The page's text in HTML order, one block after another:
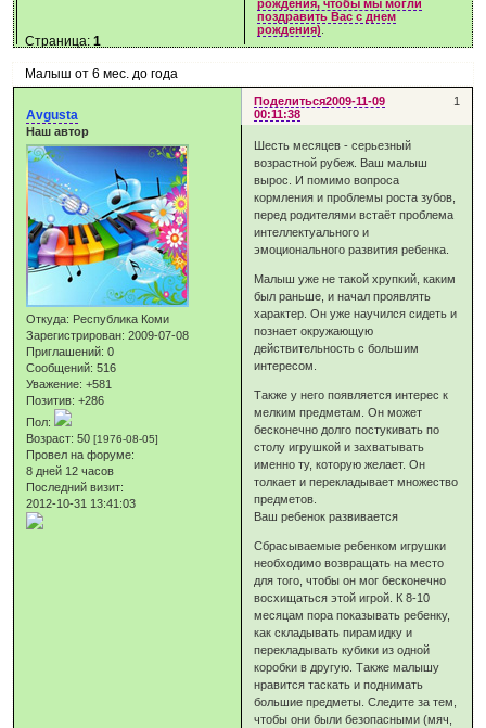
рождения, чтобы мы могли
поздравить Вас с днем
рождения)
Малыш от 6 мес. до года
Страница:1
Поделиться 1
2009-11-09
00:11:38
Avgusta
Наш автор
Откуда: Республика Коми
Зарегистрирован: 2009-07-08
Приглашений: 0
Сообщений: 516
Уважение: +581
Позитив: +286
Пол:
Возраст: 50[1976-08-05]
Провел на форуме:
8 дней 12 часов
Последний визит:
2012-10-31 13:41:03
Шесть месяцев - серьезный
возрастной рубеж. Ваш малыш
вырос. И помимо вопроса
кормления и проблемы роста зубов,
перед родителями встаёт проблема
интеллектуального и
эмоционального развития ребенка.
Малыш уже не такой хрупкий, каким
был раньше, и начал проявлять
характер. Он уже научился сидеть и
познает окружающую
действительность с большим
интересом.
Также у него появляется интерес к
мелким предметам. Он может
бесконечно долго постукивать по
столу игрушкой и захватывать
именно ту, которую желает. Он
толкает и перекладывает множество
предметов.
Ваш ребенок развивается
Сбрасываемые ребенком игрушки
необходимо возвращать на место
для того, чтобы он мог бесконечно
восхищаться этой игрой. К 8-10
месяцам пора показывать ребенку,
как складывать пирамидку и
перекладывать кубики из одной
коробки в другую. Также малышу
нравится таскать и поднимать
большие предметы. Следите за тем,
чтобы они были безопасными (мяч,